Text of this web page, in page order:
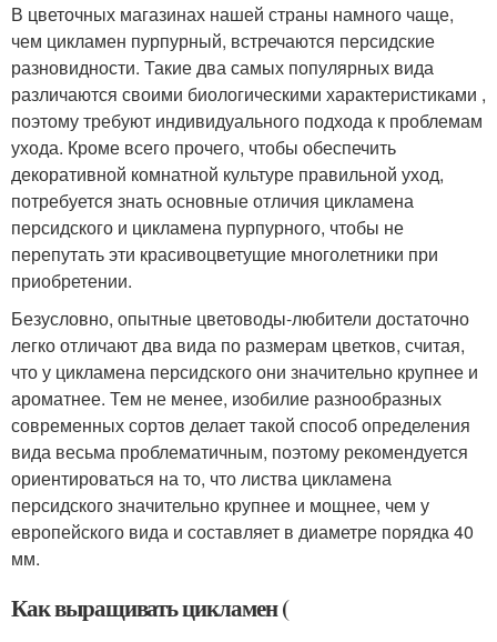
В цветочных магазинах нашей страны намного чаще,
чем цикламен пурпурный, встречаются персидские
разновидности. Такие два самых популярных вида
различаются своими биологическими характеристиками ,
поэтому требуют индивидуального подхода к проблемам
ухода. Кроме всего прочего, чтобы обеспечить
декоративной комнатной культуре правильной уход,
потребуется знать основные отличия цикламена
персидского и цикламена пурпурного, чтобы не
перепутать эти красивоцветущие многолетники при
приобретении.
Безусловно, опытные цветоводы-любители достаточно
легко отличают два вида по размерам цветков, считая,
что у цикламена персидского они значительно крупнее и
ароматнее. Тем не менее, изобилие разнообразных
современных сортов делает такой способ определения
вида весьма проблематичным, поэтому рекомендуется
ориентироваться на то, что листва цикламена
персидского значительно крупнее и мощнее, чем у
европейского вида и составляет в диаметре порядка 40
мм.
Как выращивать цикламен (